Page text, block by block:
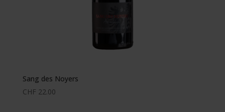
Sang des Noyers
CHF 22.00